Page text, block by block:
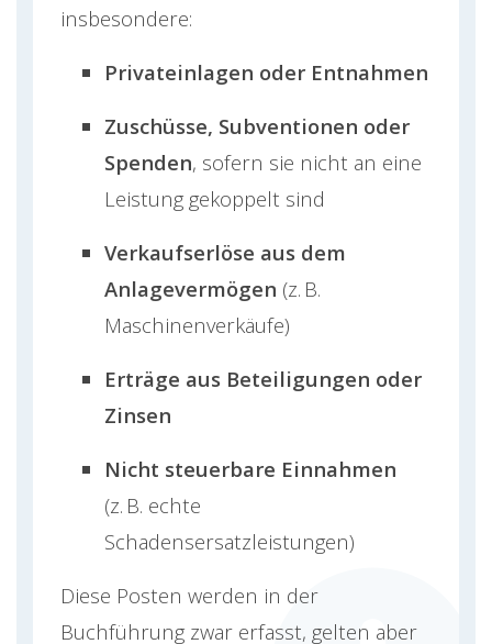
insbesondere:
Privateinlagen oder Entnahmen
Zuschüsse, Subventionen oder
Spenden, sofern sie nicht an eine
Leistung gekoppelt sind
Verkaufserlöse aus dem
Anlagevermögen (z. B.
Maschinenverkäufe)
Erträge aus Beteiligungen oder
Zinsen
Nicht steuerbare Einnahmen
(z. B. echte
Schadensersatzleistungen)
Diese Posten werden in der
Buchführung zwar erfasst, gelten aber